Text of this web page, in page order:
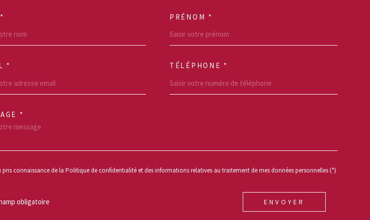
PRÉNOM *
* TÉLÉPHONE *
*
pris connaissance de la Politique de confidentialité et des informations relatives au traitement de mes données personnelles (*)
obligatoire ENVOYER